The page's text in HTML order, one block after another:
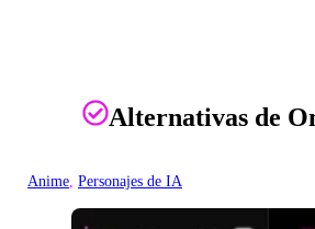
Alternativas de
Anime, Personajes de IA